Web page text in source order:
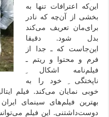
این‌که اعترافات تنها به
بخشی از آن‌چه که نادر
برای‌مان تعریف می‌کند
بدل شود. دقیقا
این‌جاست که ـ جدا از
فرم و محتوا و ریتم ـ
فیلم‌نامه اشکال ِ
ناپختگی ِ خود را به
خوبی نمایان می‌کند. فیلم
بهترین فیلم‌های سینمای
دوست‌داشتنی. این فیلم